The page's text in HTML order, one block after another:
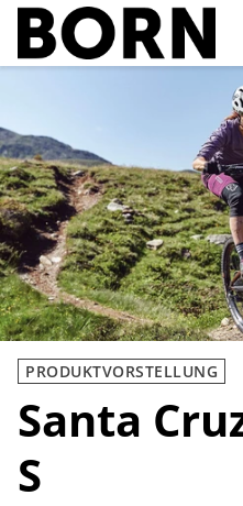
PRODUKTVORSTELLUNG
Santa
S
Drücken Sie die